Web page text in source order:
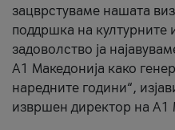
зацврстуваме нашата
поддршка на културните
задоволство ја
A1 Македонија како
наредните години“,
извршен директор на A1